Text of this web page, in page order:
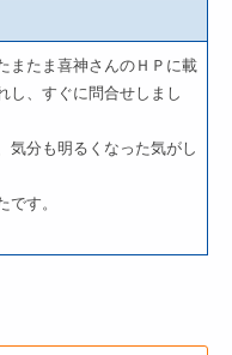
またま喜神さんのＨＰに載
し、すぐに問合せしまし
気分も明るくなった気がし
す。